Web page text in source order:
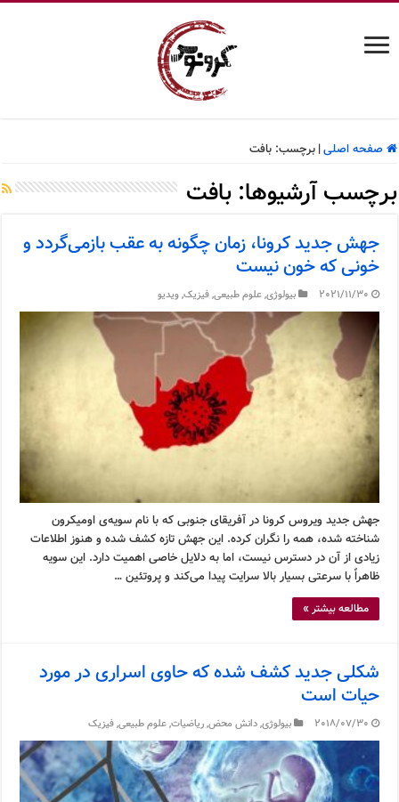
صفحه اصلی| برچسب:بافت
برچسب آرشیوها:بافت
جهش جدید کرونا، زمان چگونه به عقب بازمی‌گردد و
خونی که خون نیست
2021/11/30 بیولوژی,علوم طبیعی,فیزیک,ویدیو
جهش جدید ویروس کرونا در آفریقای جنوبی که با نام سویه‌ی اومیکرون
شناخته شده، همه را نگران کرده. این جهش تازه کشف شده و هنوز اطلاعات
زیادی از آن در دسترس نیست، اما به دلایل خاصی اهمیت دارد. این سویه
ظاهراً با سرعتی بسیار بالا سرایت پیدا می‌کند و پروتئین …
مطالعه بیشتر »
شکلی جدید کشف شده که حاوی اسراری در مورد
حیات است
2018/07/30 بیولوژی,دانش محض,ریاضیات,علوم طبیعی,فیزیک